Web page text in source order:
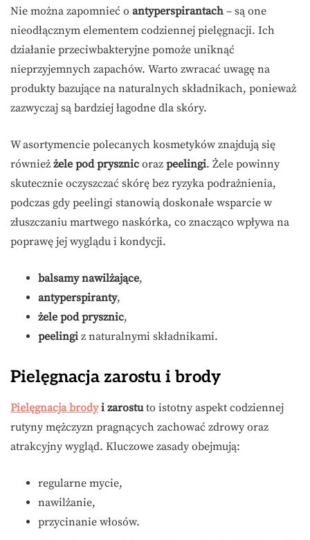
Nie można zapomnieć o antyperspirantach – są one
nieodłącznym elementem codziennej pielęgnacji. Ich
działanie przeciwbakteryjne pomoże uniknąć
nieprzyjemnych zapachów. Warto zwracać uwagę na
produkty bazujące na naturalnych składnikach, ponieważ
zazwyczaj są bardziej łagodne dla skóry.
W asortymencie polecanych kosmetyków znajdują się
również żele pod prysznic oraz peelingi. Żele powinny
skutecznie oczyszczać skórę bez ryzyka podrażnienia,
podczas gdy peelingi stanowią doskonałe wsparcie w
złuszczaniu martwego naskórka, co znacząco wpływa na
poprawę jej wyglądu i kondycji.
balsamy nawilżające,
antyperspiranty,
żele pod prysznic,
peelingi z naturalnymi składnikami.
Pielęgnacja zarostu i brody
Pielęgnacja brodyi zarostuto istotny aspekt codziennej
rutyny mężczyzn pragnących zachować zdrowy oraz
atrakcyjny wygląd. Kluczowe zasady obejmują:
regularne mycie,
nawilżanie,
przycinanie włosów.